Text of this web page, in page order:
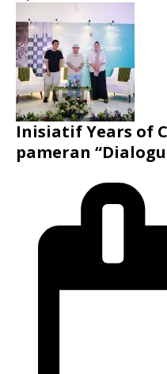
Inisiatif Years of
pameran